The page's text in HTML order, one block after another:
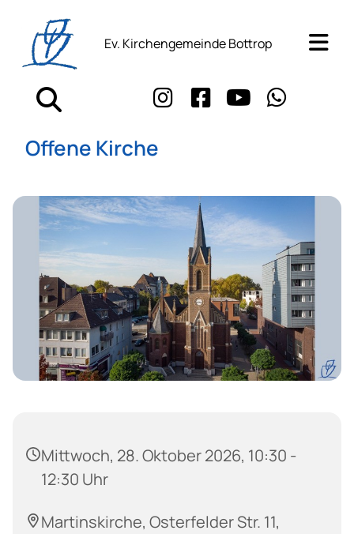
Ev. Kirchengemeinde Bottrop
Offene Kirche
Mittwoch, 28. Oktober 2026, 10:30 -
12:30 Uhr
Martinskirche, Osterfelder Str. 11,